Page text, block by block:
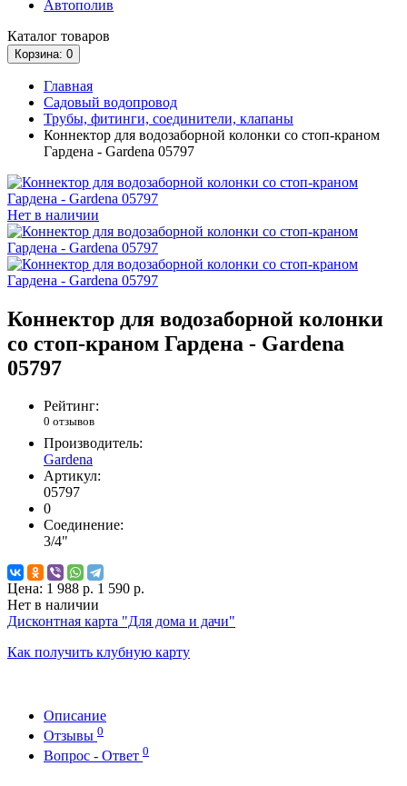
Автополив
Каталог товаров
Корзина: 0
Главная
Садовый водопровод
Трубы, фитинги, соединители, клапаны
Коннектор для водозаборной колонки со стоп-краном
Гардена - Gardena 05797
Нет в наличии
Коннектор для водозаборной колонки
со стоп-краном Гардена - Gardena
05797
Рейтинг:
0 отзывов
Производитель:
Gardena
Артикул:
05797
0
Соединение:
3/4"
Цена: 1 988 р. 1 590 р.
Нет в наличии
Дисконтная карта "Для дома и дачи"
Как получить клубную карту
Описание
Отзывы 0
Вопрос - Ответ 0